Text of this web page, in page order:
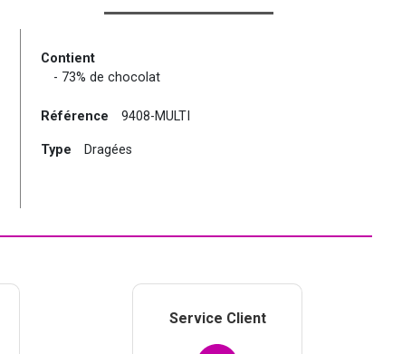
SIRÈNE
Contient
- 73% de chocolat
Référence 9408-MULTI
Type Dragées
Service Client